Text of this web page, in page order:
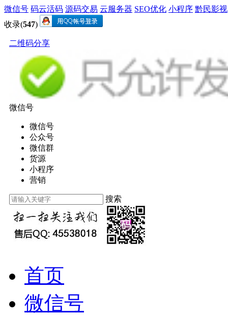
微信号 码云活码 源码交易 云服务器 SEO优化 小程序 黔民影视
收录(547)
二维码分享
微信号
微信号
公众号
微信群
货源
小程序
营销
搜索
首页
微信号